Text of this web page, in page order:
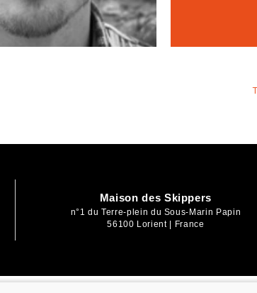
Maison des Skippers
n°1 du Terre-plein du Sous-Marin Papin
56100 Lorient | France